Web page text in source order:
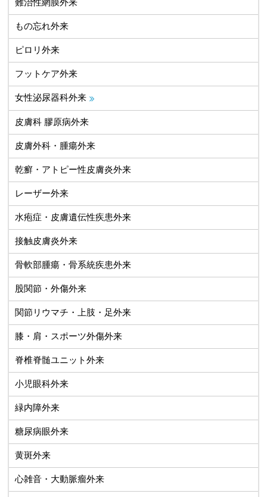
難治性網膜外来
もの忘れ外来
ピロリ外来
フットケア外来
女性泌尿器科外来
皮膚科 膠原病外来
皮膚外科・腫瘍外来
乾癬・アトピー性皮膚炎外来
レーザー外来
水疱症・皮膚遺伝性疾患外来
接触皮膚炎外来
骨軟部腫瘍・骨系統疾患外来
股関節・外傷外来
関節リウマチ・上肢・足外来
膝・肩・スポーツ外傷外来
脊椎脊髄ユニット外来
小児眼科外来
緑内障外来
糖尿病眼外来
黄斑外来
心雑音・大動脈瘤外来